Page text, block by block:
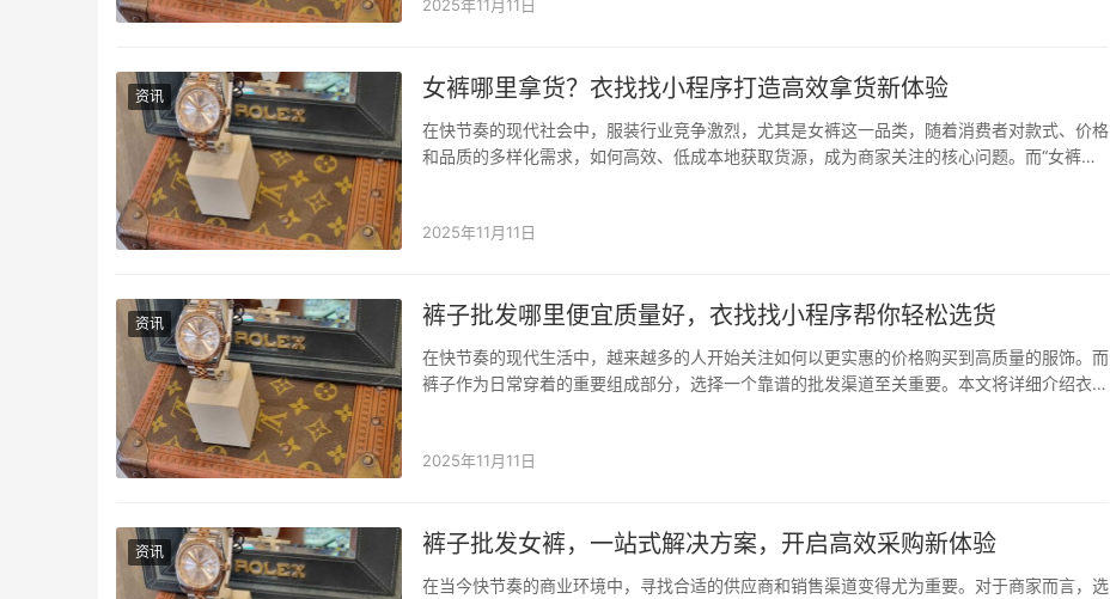
2025年11月11日
资讯 女裤哪里拿货？衣找找小程序打造高效拿货新体验
在快节奏的现代社会中，服装行业竞争激烈，尤其是女裤这一品类，随着消费者对款式、价格
和品质的多样化需求，如何高效、低成本地获取货源，成为商家关注的核心问题。而“女裤哪
2025年11月11日
资讯 裤子批发哪里便宜质量好，衣找找小程序帮你轻松选货
在快节奏的现代生活中，越来越多的人开始关注如何以更实惠的价格购买到高质量的服饰。而
裤子作为日常穿着的重要组成部分，选择一个靠谱的批发渠道至关重要。本文将详细介绍衣找
2025年11月11日
资讯 裤子批发女裤，一站式解决方案，开启高效采购新体验
在当今快节奏的商业环境中，寻找合适的供应商和销售渠道变得尤为重要。对于商家而言，选